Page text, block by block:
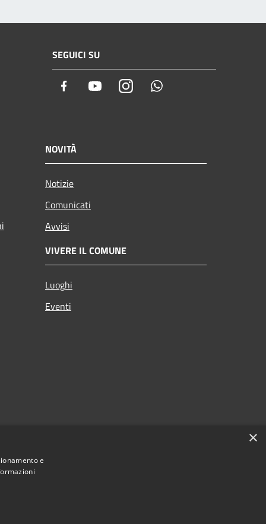
SEGUICI SU
Facebook YoutubeInstagram
NOVITÀ
Notizie
Comunicati
Avvisi
VIVERE IL COMUNE
Luoghi
Eventi
×
e